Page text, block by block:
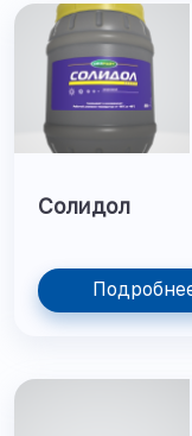
Солидол